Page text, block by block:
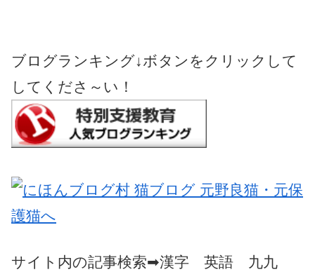
ブログランキング↓ボタンをクリックして
してくださ～い！
サイト内の記事検索➡漢字 英語 九九